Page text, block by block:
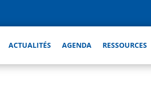
ACTUALITÉS AGENDA RESSOURCES